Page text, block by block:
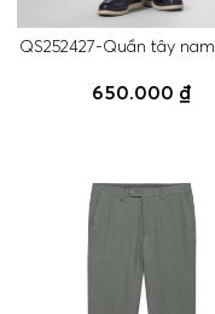
QS252427-Quần tây nam
650.000 ₫